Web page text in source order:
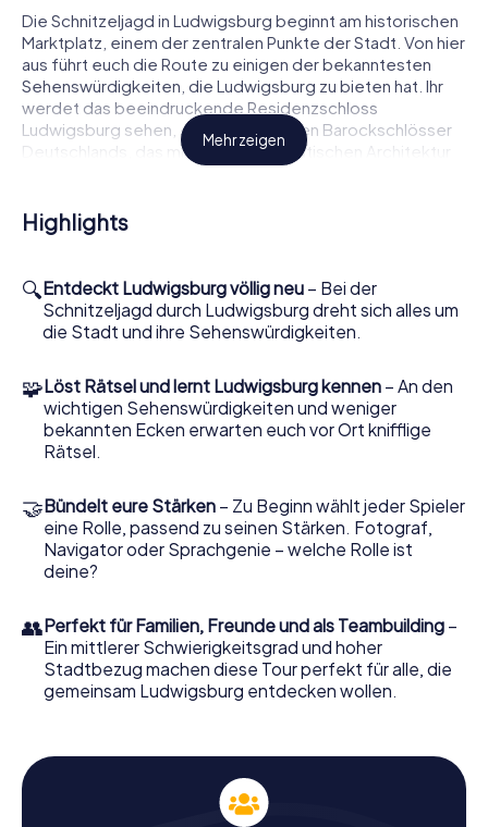
Die Schnitzeljagd in Ludwigsburg beginnt am historischen
Marktplatz, einem der zentralen Punkte der Stadt. Von hier
aus führt euch die Route zu einigen der bekanntesten
Sehenswürdigkeiten, die Ludwigsburg zu bieten hat. Ihr
werdet das beeindruckende Residenzschloss
Ludwigsburg sehen, eines der größten Barockschlösser
Deutschlands, das mit seiner majestätischen Architektur
und den weitläufigen Gärten beeindruckt. Während eurer
faszinierende Geschichte dieses Ortes zu erfahren, ohne
dass ihr das Schloss selbst betreten müsst.
Schnitzeljagd in Ludwigsburg: Entdeckt
historische Schätze
Ein weiteres Highlight auf eurer Schnitzeljagd in
das im 18. Jahrhundert erbaut wurde, liegt inmitten einer
idyllischen Parklandschaft und bietet euch die
Möglichkeit, die barocke Pracht von außen zu bewundern.
Eure Aufgabe wird es sein, interessante Fakten über die
während ihr euch auf die nächste Herausforderung
vorbereitet.
Erlebt die Ludwigsburger Innenstadt bei der
Die Schnitzeljagd in Ludwigsburg führt euch auch zur
Stadtkirche Ludwigsburg, einem beeindruckenden
Beispiel für die Architektur der Spätbarockzeit. Diese
Kirche ist ein bedeutendes Wahrzeichen der Stadt und
bleibt ihr im Freien, während ihr die Schönheit und die
historische Bedeutung dieses Bauwerks erkundet.
Schnitzeljagd in Ludwigsburg: Eine Reise durch
Mehr zeigen
Highlights
🔍Entdeckt Ludwigsburg völlig neu – Bei der
Schnitzeljagd durch Ludwigsburg dreht sich alles um
die Stadt und ihre Sehenswürdigkeiten.
🧩Löst Rätsel und lernt Ludwigsburg kennen – An den
wichtigen Sehenswürdigkeiten und weniger
bekannten Ecken erwarten euch vor Ort knifflige
Rätsel.
🤝Bündelt eure Stärken – Zu Beginn wählt jeder Spieler
eine Rolle, passend zu seinen Stärken. Fotograf,
Navigator oder Sprachgenie – welche Rolle ist
deine?
👥Perfekt für Familien, Freunde und als Teambuilding –
Ein mittlerer Schwierigkeitsgrad und hoher
Stadtbezug machen diese Tour perfekt für alle, die
gemeinsam Ludwigsburg entdecken wollen.